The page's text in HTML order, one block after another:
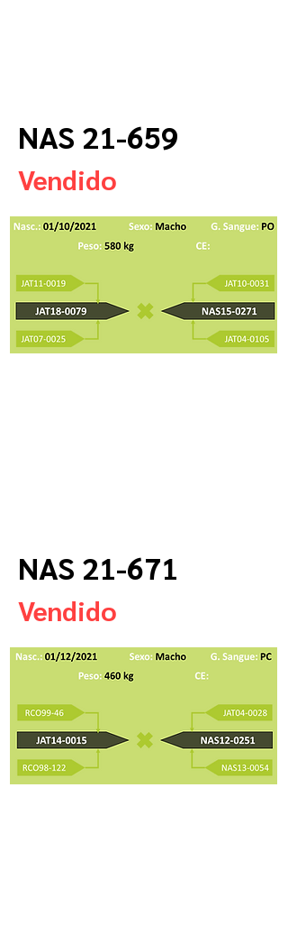
NAS 21-659
Vendido
NAS 21-671
Vendido